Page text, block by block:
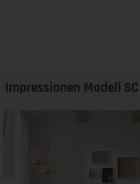
Impressionen Modell